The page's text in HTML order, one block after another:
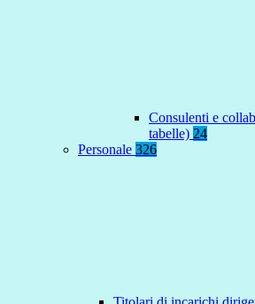
Consulenti e
tabelle) 24
Personale 326